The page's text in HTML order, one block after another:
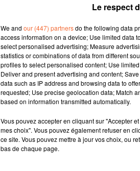
assisté au Top 10/
Focus sur le club
Enfin, DPC Live
les évenements
Le respect
We and our (447) partnersdo the following data
access information on a device; Use limited data
select personalised advertising; Measure
statistics or combinations of data from different
profiles to select personalised content; Use
Deliver and present advertising and content;
data such as IP address and browsing data to
requested; Use precise geolocation data; Match
based on information transmitted automatically.
Vous pouvez accepter en cliquant sur "Accepter
mes choix". Vous pouvez également refuser en
ce site. Vous pouvez mettre à jour vos choix, ou
bas de chaque page.